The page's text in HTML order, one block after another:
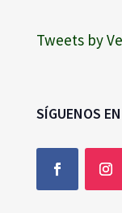
Tweets by
SÍGUENOS